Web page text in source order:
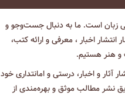
زبان است. ما به دنبال جست‌و‌جو و
اخبار ، معرفی و ارائه کتب،
و هنر هستیم.
آثار و اخبار، درستی و امانتداری خود
نشر مطالب موثق و بهره‌مندی از